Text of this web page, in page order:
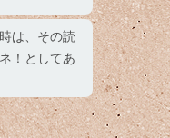
は、その読
！としてあ